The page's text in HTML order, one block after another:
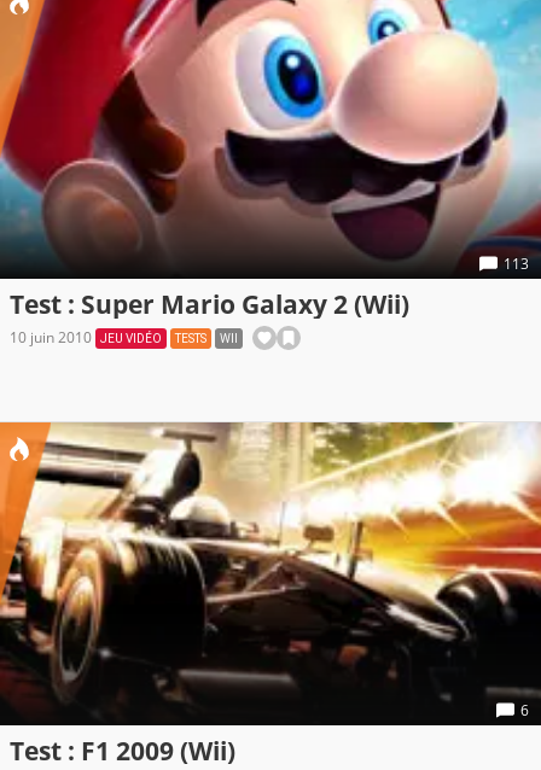
113
Test : Super Mario Galaxy 2 (Wii)
10 juin 2010 JEU VIDÉO TESTS WII
6
Test : F1 2009 (Wii)